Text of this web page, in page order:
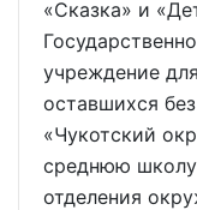
«Сказка» и
учреждение
оставшихся
«Чукотский
среднюю
отделения